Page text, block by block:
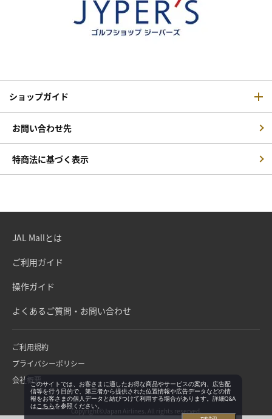
ショップガイド
お問い合わせ先
特商法に基づく表示
JAL Mallとは
ご利用ガイド
操作ガイド
よくあるご質問・お問い合わせ
ご利用規約
プライバシーポリシー
会社概要
Copyright©Japan Airlines. All rights reserved.
このサイトでは、お客さまに適したお得な商品やサービスの案内、広告配
信等を行う目的で、第三者から提供された位置情報や広告データなどの情
報をお客さまの個人データと結びつけて利用する場合があります。詳細Q&A
は こちらを参照ください。